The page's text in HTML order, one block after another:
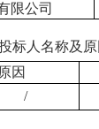
限公司
标人名称及
原因
/